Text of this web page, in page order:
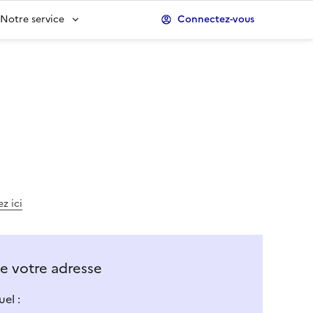
Notre service Connectez-vous
ici
votre adresse
: